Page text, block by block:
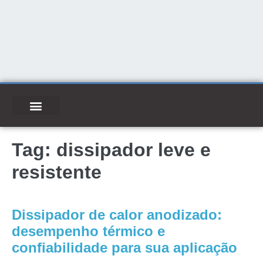
Tag: dissipador leve e
resistente
Dissipador de calor anodizado:
desempenho térmico e
confiabilidade para sua aplicação